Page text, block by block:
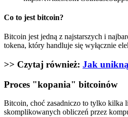
Co to jest bitcoin?
Bitcoin jest jedną z najstarszych i
tokena, który handluje się wyłącznie
>> Czytaj również: Jak
Proces "kopania" bitcoinów
Bitcoin, choć zasadniczo to tylko kilka
skomplikowanych obliczeń przez